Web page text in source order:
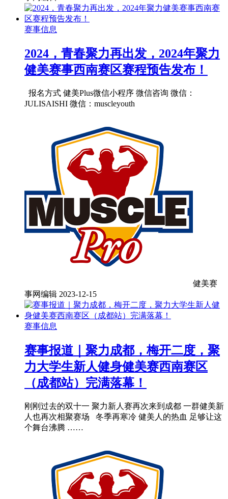
赛事信息
2024，青春聚力再出发，2024年聚力
健美赛事西南赛区赛程预告发布！
报名方式 健美Plus微信小程序 微信咨询 微信：
JULISAISHI 微信：muscleyouth
健美赛
事网编辑 2023-12-15
赛事信息
赛事报道｜聚力成都，梅开二度，聚
力大学生新人健身健美赛西南赛区
（成都站）完满落幕！
刚刚过去的双十一 聚力新人赛再次来到成都 一群健美新
人也再次相聚赛场 冬季再寒冷 健美人的热血 足够让这
个舞台沸腾 ……